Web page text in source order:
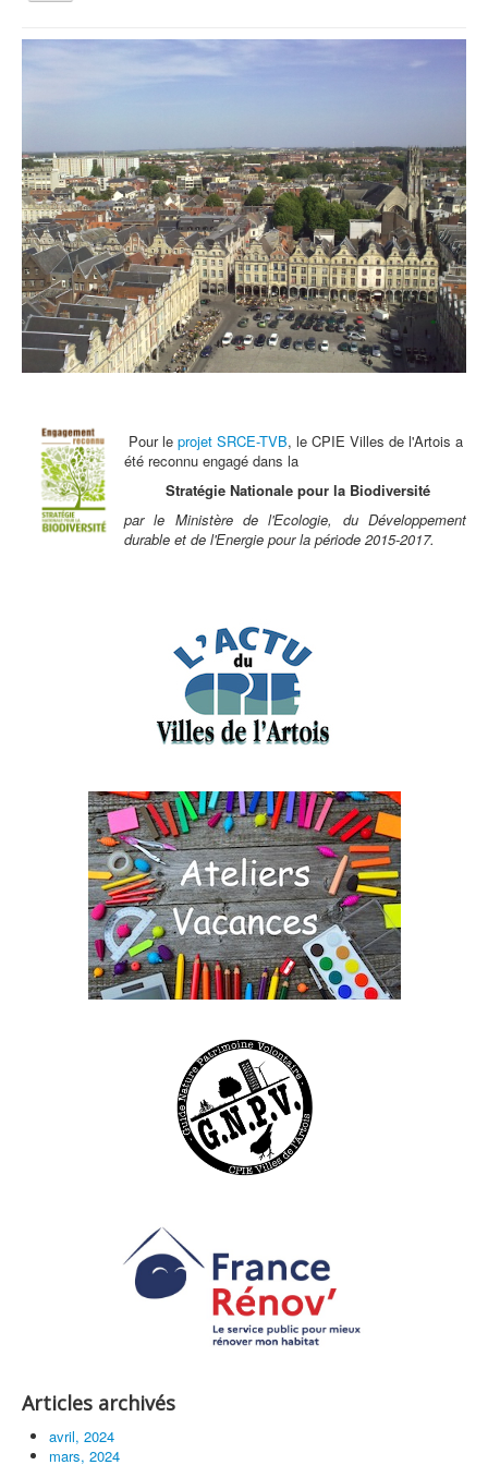
la
Vous êtes ici :
Accueil
Balade Fréquence Grenouille
Activités tout public
Animations et éducation
Accompagnement du territoire et ingénierie
Espace Info Energie
Guide Nature Patrimoine Volontaire (GNPV)
Centre de Ressources du Territoire (CRT)
Contact
Pour le projet SRCE-TVB, le CPIE Villes de l'Artois a
été reconnu engagé dans la
Stratégie Nationale pour la Biodiversité
par le Ministère de l'Ecologie, du Développement
durable et de l'Energie pour la période 2015-2017.
Articles archivés
avril, 2024
mars, 2024